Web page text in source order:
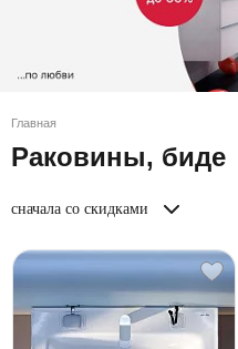
Главная
Раковины, биде
сначала со скидками